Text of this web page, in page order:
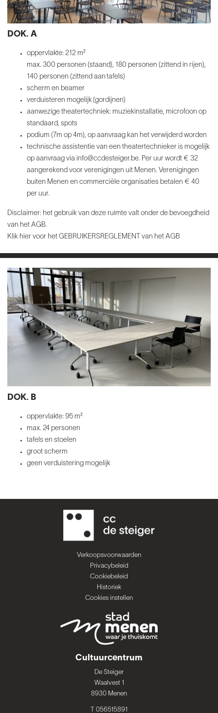
DOK. A
oppervlakte: 212 m²
max. 300 personen (staand), 180 personen (zittend in rijen),
140 personen (zittend aan tafels)
scherm en beamer
verduisteren mogelijk (gordijnen)
aanwezige theatertechniek: muziekinstallatie, microfoon op
standaard, spots
podium (7m op 4m), op aanvraag kan het verwijderd worden
technische assistentie van een theatertechnieker is mogelijk
op aanvraag via info@ccdesteiger.be. Per uur wordt € 32
aangerekend voor verenigingen uit Menen. Verenigingen
buiten Menen en commerciële organisaties betalen € 40
per uur.
Disclaimer: het gebruik van deze ruimte valt onder de bevoegdheid
van het AGB.
Klik hier voor het GEBRUIKERSREGLEMENT van het AGB
DOK. B
oppervlakte: 95 m²
max. 24 personen
tafels en stoelen
groot scherm
geen verduistering mogelijk
Verkoopsvoorwaarden
Privacybeleid
Cookiebeleid
Historiek
Cookies instellen
Cultuurcentrum
De Steiger
Waalvest 1
8930 Menen
T 056515891